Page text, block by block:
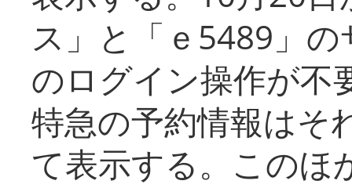
ス」と「ｅ5489」
のログイン操作が不
特急の予約情報はそ
て表示する。このほ